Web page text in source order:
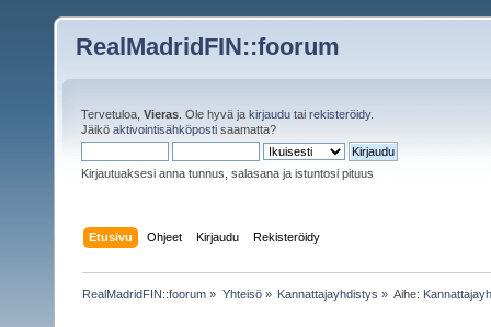
RealMadridFIN::foorum
Tervetuloa, Vieras . Ole hyvä ja kirjaudu tai rekisteröidy.
Jäikö aktivointisähköposti saamatta?
Kirjautuaksesi anna tunnus, salasana ja istuntosi pituus
Etusivu Ohjeet Kirjaudu Rekisteröidy
RealMadridFIN::foorum » Yhteisö» Kannattajayhdistys » Aihe: